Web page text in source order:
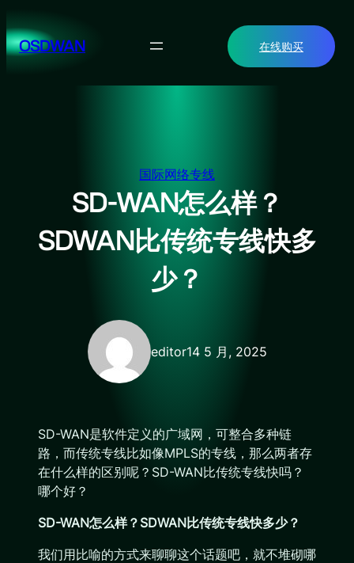
至
内OSDWAN 在线购买
国际网络专线
SD-WAN怎么样？
SDWAN比传统专线快多
少？
editor14 5 月, 2025
SD-WAN是软件定义的广域网，可整合多种链
路，而传统专线比如像MPLS的专线，那么两者存
在什么样的区别呢？SD-WAN比传统专线快吗？
哪个好？
SD-WAN怎么样？SDWAN比传统专线快多少？
我们用比喻的方式来聊聊这个话题吧，就不堆砌哪